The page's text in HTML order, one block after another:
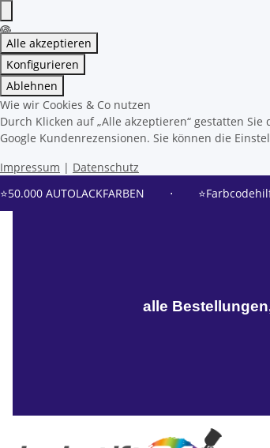
Alle akzeptieren
Konfigurieren
Ablehnen
Wie wir Cookies & Co nutzen
Durch Klicken auf „Alle akzeptieren“ gestatten Sie
Google Kundenrezensionen. Sie können die
Impressum | Datenschutz
⭐50.000 AUTOLACKFARBEN
⋅
alle